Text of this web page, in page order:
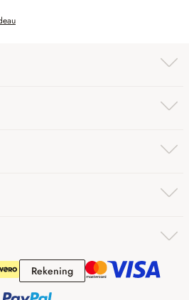
RekeningRekening